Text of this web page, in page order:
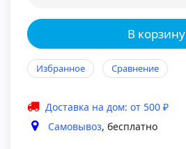
В корзину
Избранное Сравнение
Доставка на дом: от 500 ₽
Самовывоз, бесплатно